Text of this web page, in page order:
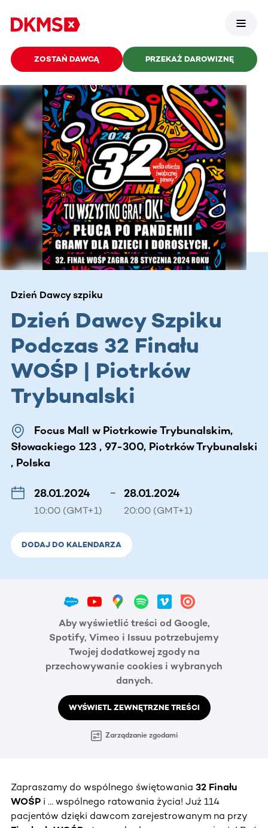
ZOSTAŃ DAWCĄ PRZEKAŻ DAROWIZNĘ
Dzień Dawcy szpiku
Dzień Dawcy Szpiku
Podczas 32 Finału
WOŚP | Piotrków
Trybunalski
Focus Mall w Piotrkowie Trybunalskim,
Słowackiego 123 , 97-300, Piotrków Trybunalski
, Polska
28.01.2024
10:00 (GMT+1)
– 28.01.2024
20:00 (GMT+1)
DODAJ DO KALENDARZA
Aby wyświetlić treści od Google,
Spotify, Vimeo i Issuu potrzebujemy
Twojej dodatkowej zgody na
przechowywanie cookies i wybranych
danych.
WYŚWIETL ZEWNĘTRZNE TREŚCI
Zarządzanie zgodami
Zapraszamy do wspólnego świętowania 32 Finału
WOŚP i … wspólnego ratowania życia! Już 114
pacjentów dzięki dawcom zarejestrowanym na przy